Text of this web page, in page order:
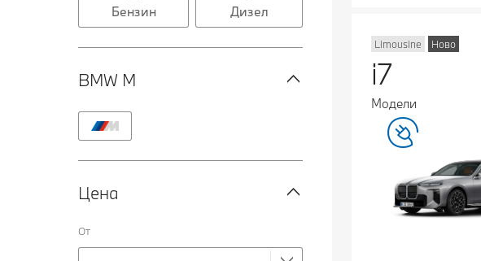
Бензин Дизел
BMW M
Цена
От
Limousine Ново
i7
Модели